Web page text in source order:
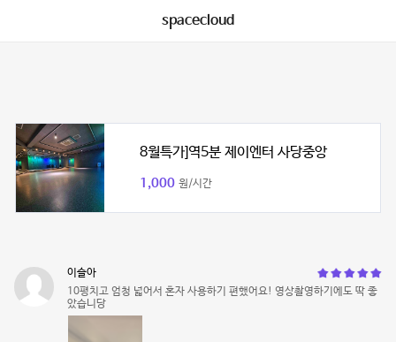
spacecloud
8월특가]역5분 제이엔터 사당중앙
1,000 원/시간
이슬아
10평치고 엄청 넓어서 혼자 사용하기 편했어요! 영상촬영하기에도 딱 좋
았습니당